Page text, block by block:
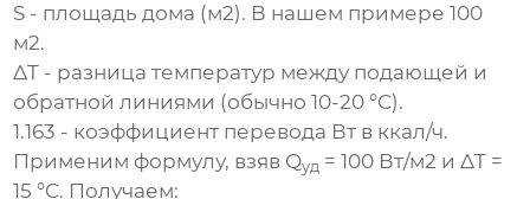
S - площадь дома (м2). В нашем примере 100
м2.
ΔT - разница температур между подающей и
обратной линиями (обычно 10-20 °C).
1.163 - коэффициент перевода Вт в ккал/ч.
Применим формулу, взяв Qуд = 100 Вт/м2 и ΔT =
15 °C. Получаем: